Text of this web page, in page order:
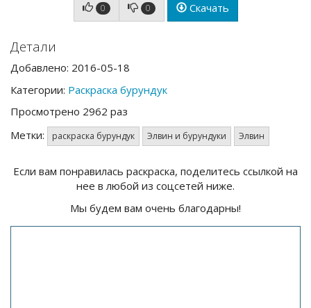
0 0 Скачать
Детали
Добавлено: 2016-05-18
Категории: Раскраска бурундук
Просмотрено 2962 раз
Метки:
раскраска бурундук Элвин и бурундуки Элвин
Если вам понравилась раскраска, поделитесь ссылкой на
нее в любой из соцсетей ниже.
Мы будем вам очень благодарны!